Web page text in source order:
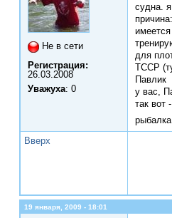
Не в сети
Регистрация:
26.03.2008
Уважуха: 0
судна.
причина:
для
ТССР
Павлик
у вас,
так вот
Вверх
19 января, 2009 - 18:01